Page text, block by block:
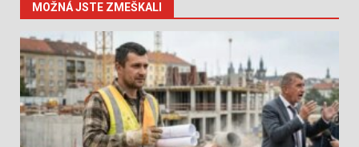
MOŽNÁ JSTE ZMEŠKALI